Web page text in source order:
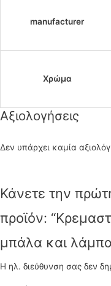
manufacturer
Χρώμα
Αξιολογήσεις
Δεν υπάρχει καμία
Κάνετε την
προϊόν:
μπάλα και
Η ηλ. διεύθυνση σας δεν